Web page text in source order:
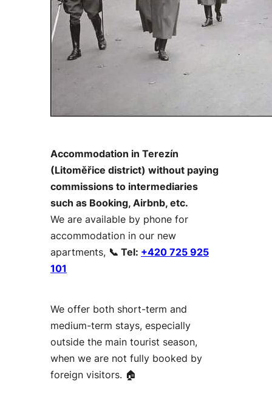
Accommodation in Terezín
(Litoměřice district) without paying
commissions to intermediaries
such as Booking, Airbnb, etc.
We are available by phone for
accommodation in our new
apartments, 📞 Tel: +420 725 925
101
We offer both short-term and
medium-term stays, especially
outside the main tourist season,
when we are not fully booked by
foreign visitors. 🏠